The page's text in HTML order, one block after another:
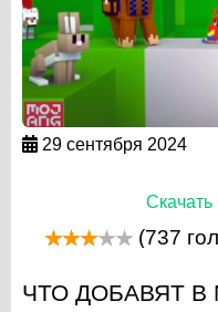
29 сентября 2024
(737
ЧТО ДОБАВЯТ В